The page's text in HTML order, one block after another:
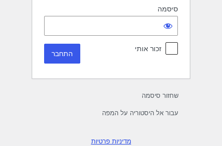
סיסמה
זכור אותי
שחזור סיסמה
עבור אל היסטוריה על המפה
מדיניות פרטיות